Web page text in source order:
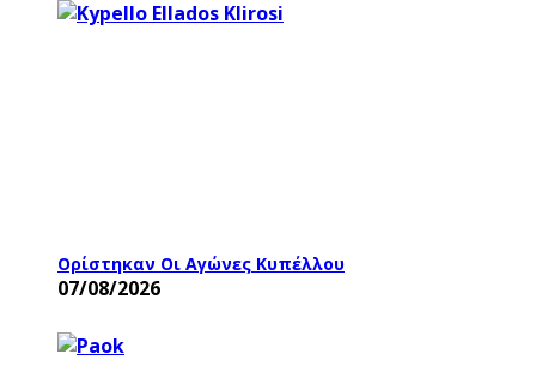
Ορίστηκαν Οι Αγώνες Κυπέλλου
07/08/2026